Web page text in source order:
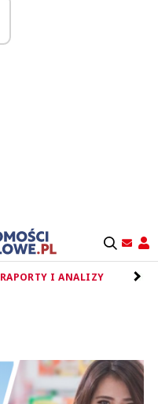
RAPORTY I ANALIZY